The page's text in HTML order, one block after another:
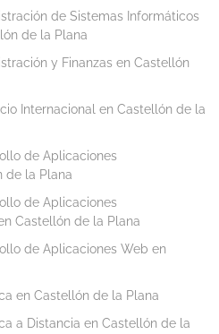
de Sistemas Informáticos
de la Plana
y Finanzas en Castellón
Internacional en Castellón de la
de Aplicaciones
de la Plana
de Aplicaciones
Castellón de la Plana
de Aplicaciones Web en
en Castellón de la Plana
a Distancia en Castellón de la